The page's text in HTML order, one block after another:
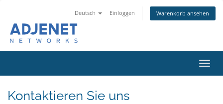
Deutsch Einloggen Warenkorb ansehen
ein-/
Kontaktieren Sie uns